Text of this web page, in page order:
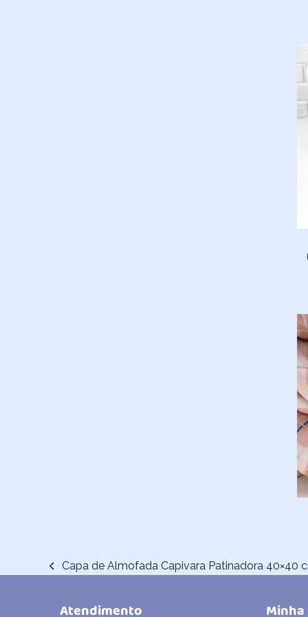
previous
Capa de Almofada Capivara Patinadora 40×40
Atendimento